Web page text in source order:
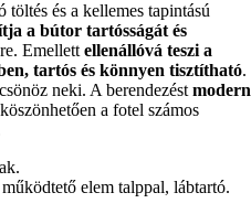
és a kellemes tapintású
a bútor tartósságát és
Emellettellenállóvá teszi a
tartós és könnyen tisztítható.
neki. A berendezéstmodern
a fotel számos
elem talppal, lábtartó.